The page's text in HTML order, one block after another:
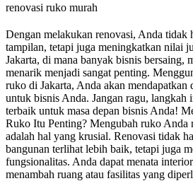
renovasi ruko murah
Dengan melakukan renovasi, Anda tidak
tampilan, tetapi juga meningkatkan nilai
Jakarta, di mana banyak bisnis bersaing,
menarik menjadi sangat penting.
ruko di Jakarta, Anda akan mendapatkan
untuk bisnis Anda. Jangan ragu, langkah
terbaik untuk masa depan bisnis Anda!
Ruko Itu Penting? Mengubah ruko Anda
adalah hal yang krusial. Renovasi tidak
bangunan terlihat lebih baik, tetapi juga
fungsionalitas. Anda dapat menata
menambah ruang atau fasilitas yang